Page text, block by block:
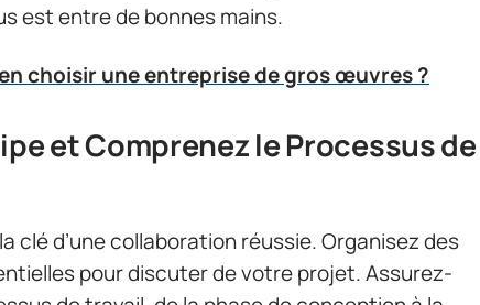
est entre de bonnes mains.
choisir une entreprise de gros œuvres ?
et Comprenez le Processus de
clé d’une collaboration réussie. Organisez des
pour discuter de votre projet. Assurez-